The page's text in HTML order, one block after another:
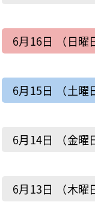
6月16日 （日曜
6月15日 （土曜
6月14日 （金曜
6月13日 （木曜